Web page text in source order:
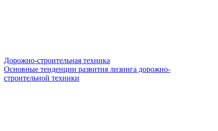
Дорожно-строительная техника
Основные тенденции развития лизинга дорожно-
строительной техники